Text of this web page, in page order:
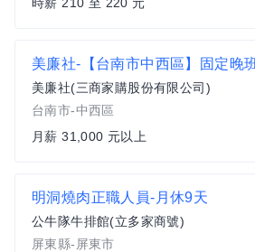
美廉社-【台南市中西區】固定晚
美廉社(三商家購股份有限公司)
台南市-中西區
月薪 31,000 元以上
明洞燒肉正職人員-月休9天
公牛隊牛排館(立多家商號)
屏東縣-屏東市